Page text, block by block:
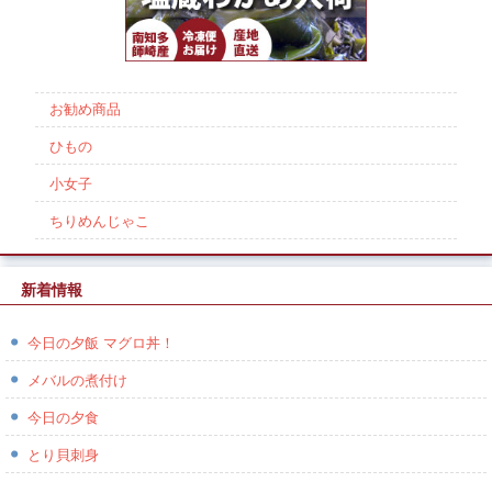
お勧め商品
ひもの
小女子
ちりめんじゃこ
新着情報
今日の夕飯 マグロ丼！
メバルの煮付け
今日の夕食
とり貝刺身